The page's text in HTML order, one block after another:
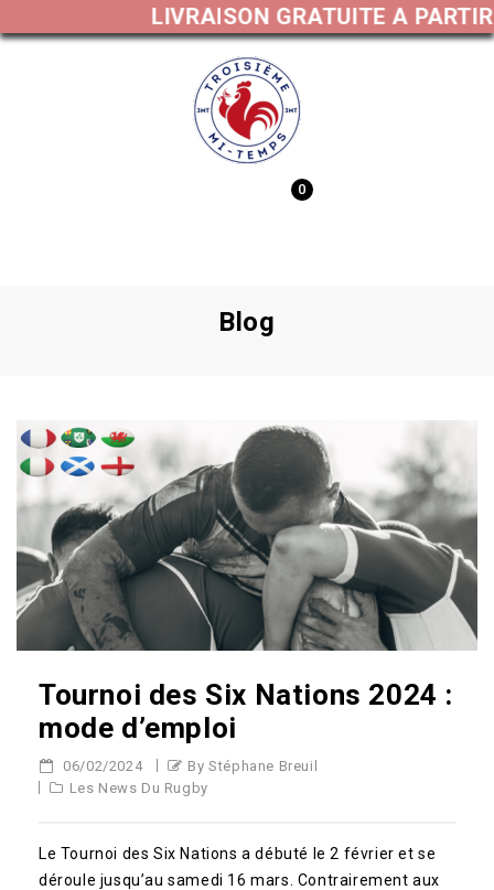
LIVRAISON GRATUITE A PARTIR
0
Blog
Tournoi des Six Nations 2024 :
mode d’emploi
06/02/2024
By Stéphane Breuil
Les News Du Rugby
Le Tournoi des Six Nations a débuté le 2 février et se
déroule jusqu’au samedi 16 mars. Contrairement aux